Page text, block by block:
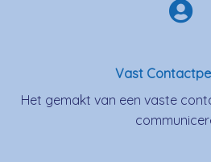
Vast
Het gemakt van een vaste